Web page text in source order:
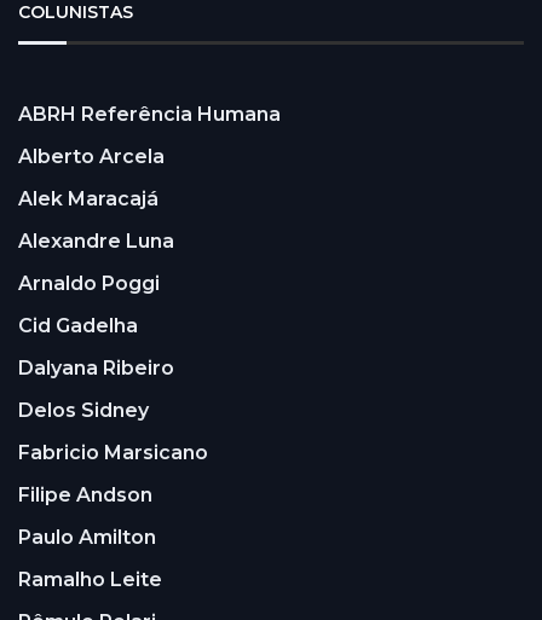
COLUNISTAS
ABRH Referência Humana
Alberto Arcela
Alek Maracajá
Alexandre Luna
Arnaldo Poggi
Cid Gadelha
Dalyana Ribeiro
Delos Sidney
Fabricio Marsicano
Filipe Andson
Paulo Amilton
Ramalho Leite